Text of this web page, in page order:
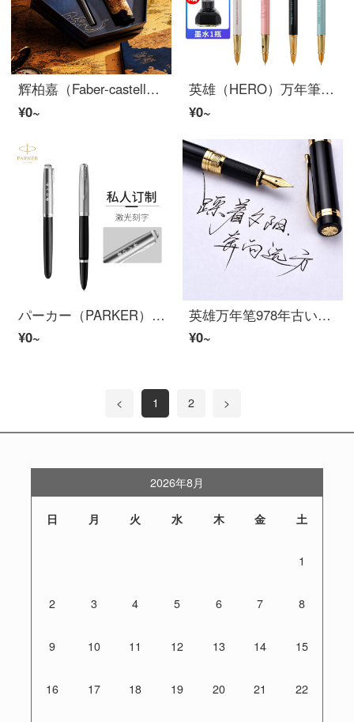
辉柏嘉（Faber-castell）万年筆礼盒 签字笔 墨水笔 山海经联名 磨砂黑万年筆 F尖 Hexo系列
¥0~
英雄（HERO）万年筆中小学生三四年级男女孩正姿书法练字可爱卡通万年筆3166A/3166B/3160 3166B（四色混装）
¥0~
パーカー（PARKER）万年ペン署名ペンビジネスオフィスプレゼント男女誕生日プレゼント学生練習字卓爾51シリーズ麦道鷹白黒インキペン
¥0~
英雄万年笔978年古いタイプの復古クラシックインクペン女性が署名ペンを書く学生は紳士硬筆書道ペンで帽子の金を回転させる礼装で字を彫る975-麗雅黒（筆帽を挿抜する）
¥0~
< 1 2 >
2026年8月
日 月 火 水 木 金 土
1
2 3 4 5 6 7 8
9 10 11 12 13 14 15
16 17 18 19 20 21 22